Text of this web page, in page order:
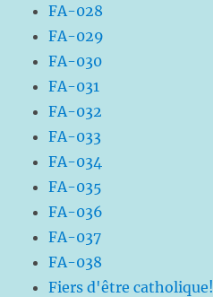
FA-028
FA-029
FA-030
FA-031
FA-032
FA-033
FA-034
FA-035
FA-036
FA-037
FA-038
Fiers d'être catholique!